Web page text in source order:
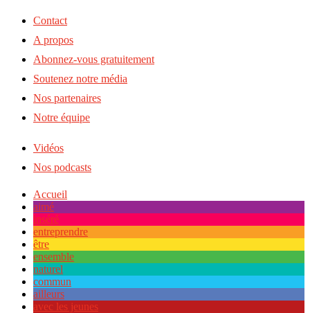
Contact
A propos
Abonnez-vous gratuitement
Soutenez notre média
Nos partenaires
Notre équipe
Vidéos
Nos podcasts
Accueil
aimé
inséré
entreprendre
être
ensemble
naturel
commun
ailleurs
avec les jeunes